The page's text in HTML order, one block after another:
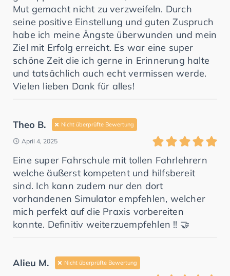
Mut gemacht nicht zu verzweifeln. Durch
seine positive Einstellung und guten Zuspruch
habe ich meine Ängste überwunden und mein
Ziel mit Erfolg erreicht. Es war eine super
schöne Zeit die ich gerne in Erinnerung halte
und tatsächlich auch echt vermissen werde.
Vielen lieben Dank für alles!
Theo B. Nicht überprüfte Bewertung
April 4, 2025
Eine super Fahrschule mit tollen Fahrlehrern
welche äußerst kompetent und hilfsbereit
sind. Ich kann zudem nur den dort
vorhandenen Simulator empfehlen, welcher
mich perfekt auf die Praxis vorbereiten
konnte. Definitiv weiterzuempfehlen !! 🤝
Alieu M. Nicht überprüfte Bewertung